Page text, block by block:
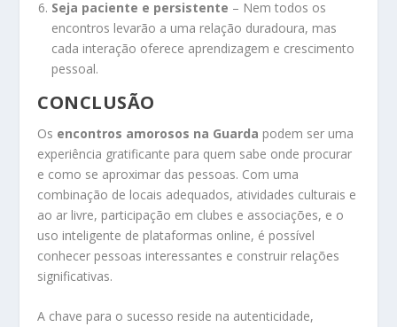
Seja paciente e persistente – Nem todos os
encontros levarão a uma relação duradoura, mas
cada interação oferece aprendizagem e crescimento
pessoal.
CONCLUSÃO
Os encontros amorosos na Guarda podem ser uma
experiência gratificante para quem sabe onde procurar
e como se aproximar das pessoas. Com uma
combinação de locais adequados, atividades culturais e
ao ar livre, participação em clubes e associações, e o
uso inteligente de plataformas online, é possível
conhecer pessoas interessantes e construir relações
significativas.
A chave para o sucesso reside na autenticidade,